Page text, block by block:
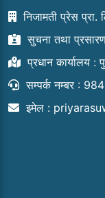
निजामती प्रेस प्रा.
सुचना तथा
प्रधान कार्यालय :
सम्पर्क नम्बर :
इमेल :